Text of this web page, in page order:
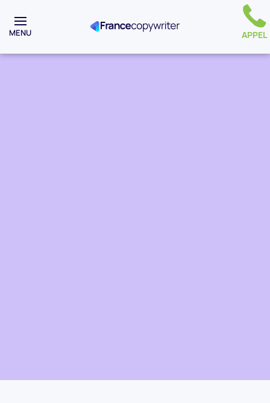
MENU APPEL